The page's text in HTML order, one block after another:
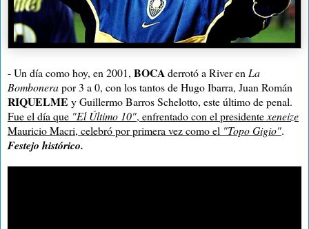
- Un día como hoy, en 2001, BOCAderrotó a River en La
Bombonerapor 3 a 0, con los tantos de Hugo Ibarra, Juan Román
RIQUELME y Guillermo Barros Schelotto, este último de penal.
Fue el día que "El Último 10", enfrentado con el presidente xeneize
Mauricio Macri, celebró por primera vez como el "Topo Gigio".
Festejo histórico.